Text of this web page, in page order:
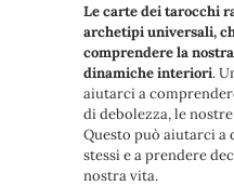
Le carte dei tarocchi
archetipi universali,
comprendere la
dinamiche interiori.
aiutarci a
di debolezza, le
Questo può aiutarci a
stessi e a prendere
nostra vita.